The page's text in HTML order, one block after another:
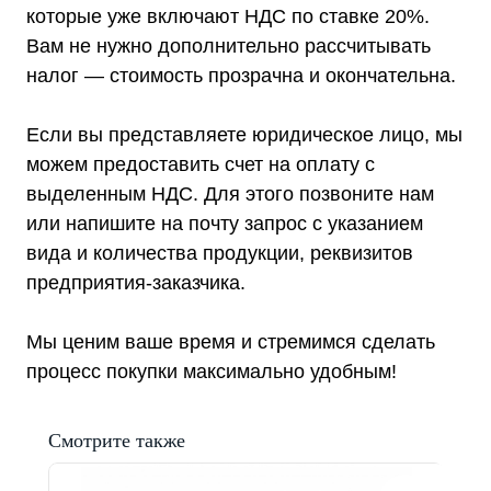
которые уже включают НДС по ставке 20%.
Вам не нужно дополнительно рассчитывать
налог — стоимость прозрачна и окончательна.
Если вы представляете юридическое лицо, мы
можем предоставить счет на оплату с
выделенным НДС. Для этого позвоните нам
или напишите на почту запрос с указанием
вида и количества продукции, реквизитов
предприятия-заказчика.
Мы ценим ваше время и стремимся сделать
процесс покупки максимально удобным!
Смотрите также
Аксессуары
Покупателям
Доставка
Оплата
Гарантии
Акции
Статьи
Контакты
+7 (495) 150-17-07